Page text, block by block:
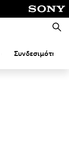
Συνδεσιμότητα